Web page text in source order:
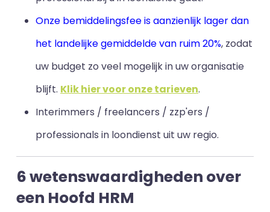
Onze bemiddelingsfee is aanzienlijk lager dan
het landelijke gemiddelde van ruim 20%, zodat
uw budget zo veel mogelijk in uw organisatie
blijft. Klik hier voor onze tarieven.
Interimmers / freelancers / zzp'ers /
professionals in loondienst uit uw regio.
6 wetenswaardigheden over
een Hoofd HRM